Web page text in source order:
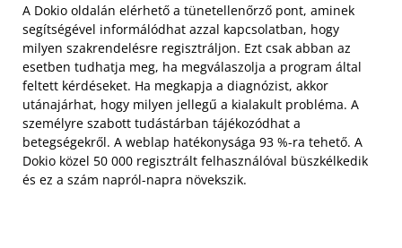
A Dokio oldalán elérhető a tünetellenőrző pont, aminek
segítségével informálódhat azzal kapcsolatban, hogy
milyen szakrendelésre regisztráljon. Ezt csak abban az
esetben tudhatja meg, ha megválaszolja a program által
feltett kérdéseket. Ha megkapja a diagnózist, akkor
utánajárhat, hogy milyen jellegű a kialakult probléma. A
személyre szabott tudástárban tájékozódhat a
betegségekről. A weblap hatékonysága 93 %-ra tehető. A
Dokio közel 50 000 regisztrált felhasználóval büszkélkedik
és ez a szám napról-napra növekszik.